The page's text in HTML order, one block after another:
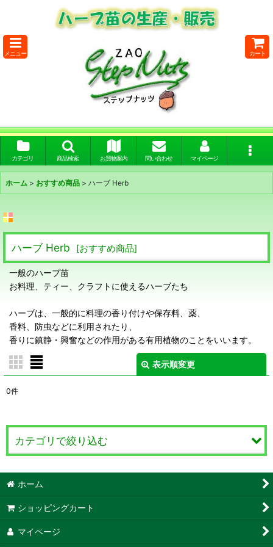
メニュー カート
カテゴリ 商品検索 お買物案内 問い合わせ マイページ
ホーム > おすすめ商品 > ハーブ Herb
ハーブ Herb [おすすめ商品]
一般のハーブ苗
お料理、ティー、クラフトに使えるハーブたち
ハーブは、一般的に料理の香り付けや保存料、薬、
香料、防虫などに利用されたり、
香りに鎮静・興奮などの作用がある有用植物のことをいいます。
表示順変更
サブカテゴリ
並び順:
絞り込む
0件
カテゴリで絞り込む
ハーブ あ行
ハーブ か行
ホーム
ショッピングカート
マイページ